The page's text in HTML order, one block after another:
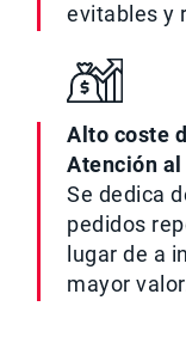
evitables y
Alto coste
Atención
Se dedica
pedidos
lugar de a
mayor